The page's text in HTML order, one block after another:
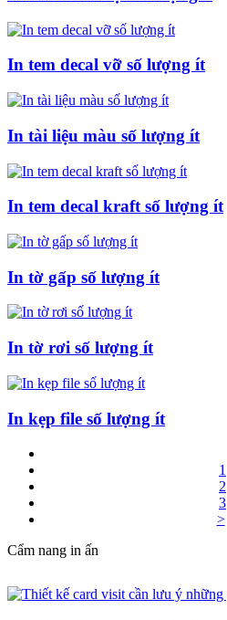
In tem decal vỡ số lượng ít
In tài liệu màu số lượng ít
In tem decal kraft số lượng ít
In tờ gấp số lượng ít
In tờ rơi số lượng ít
In kẹp file số lượng ít
1
2
3
>
Cẩm nang in ấn